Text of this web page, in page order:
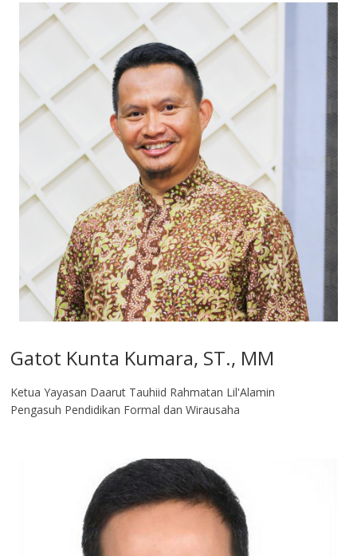
Gatot Kunta Kumara, ST., MM
Ketua Yayasan Daarut Tauhiid Rahmatan Lil'Alamin
Pengasuh Pendidikan Formal dan Wirausaha